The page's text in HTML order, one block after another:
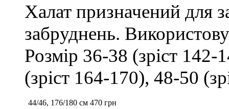
Халат призначений для
забруднень.
Розмір 36-38 (зріст
(зріст 164-170), 48-50
44/46, 176/180 см 470 грн